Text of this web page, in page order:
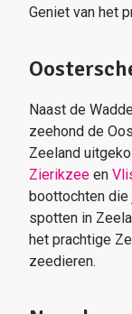
Geniet van het
Naast de
zeehond de
Zeeland
Zierikzee en
boottochten die
spotten in
het prachtige
zeedieren.